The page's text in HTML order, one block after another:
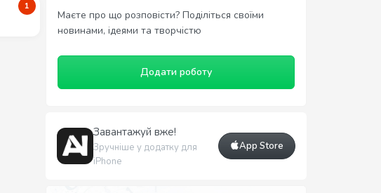
1
Маєте про що розповісти? Поділіться своїми
новинами, ідеями та творчістю
Додати роботу
Завантажуй вже!
Зручніше у додатку для
iPhone
App Store